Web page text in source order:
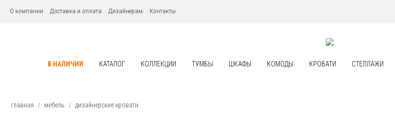
О компании Доставка и оплата Дизайнерам Контакты
В НАЛИЧИИ КАТАЛОГ КОЛЛЕКЦИИ ТУМБЫ ШКАФЫ КОМОДЫ КРОВАТИ СТЕЛЛАЖИ
главная / мебель / дизайнерские кровати